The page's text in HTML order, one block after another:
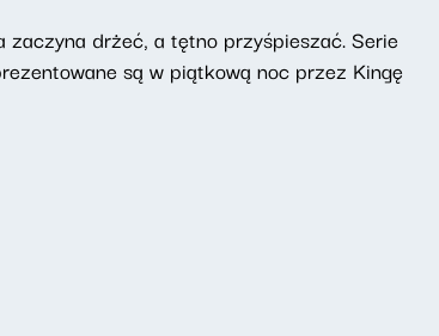
zaczyna drżeć, a tętno przyśpieszać. Serie
są w piątkową noc przez Kingę